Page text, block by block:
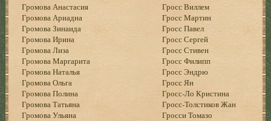
Громова Анастасия
Громова Ариадна
Громова Зинаида
Громова Ирина
Громова Лиза
Громова Маргарита
Громова Наталья
Громова Ольга
Громова Полина
Громова Татьяна
Громова Ульяна
Гросс Виллем
Гросс Мартин
Гросс Павел
Гросс Сергей
Гросс Стивен
Гросс Филипп
Гросс Эндрю
Гросс Ян
Гросс-Ло Кристина
Гросс-Толстиков Жан
Гросси Томазо